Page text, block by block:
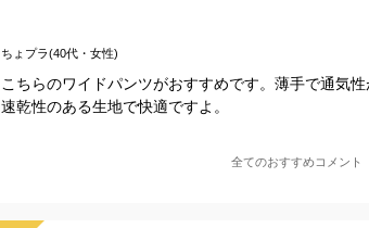
ちょプラ(40代・女性)
こちらのワイドパンツがおすすめです。薄手で通気
速乾性のある生地で快適ですよ。
全てのおすすめコメント